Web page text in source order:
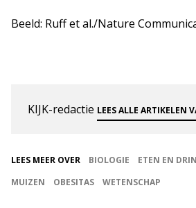
Beeld: Ruff et al./Nature
KIJK-redactie LEES ALLE ARTIKELEN
LEES MEER OVER BIOLOGIE ETEN EN
MUIZEN
OBESITAS WETENSCHAP